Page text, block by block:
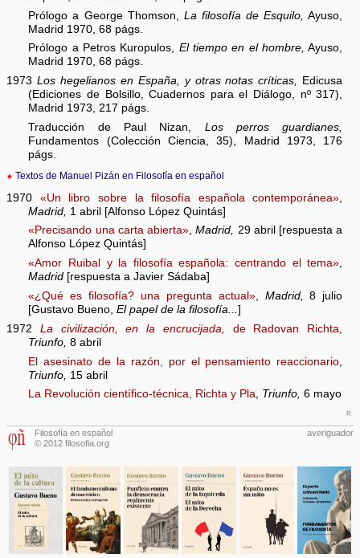
Prólogo a George Thomson, La filosofía de Esquilo, Ayuso,
Madrid 1970, 68 págs.
Prólogo a Petros Kuropulos, El tiempo en el hombre, Ayuso,
Madrid 1970, 68 págs.
1973Los hegelianos en España, y otras notas críticas, Edicusa
(Ediciones de Bolsillo, Cuadernos para el Diálogo, nº 317),
Madrid 1973, 217 págs.
Traducción de Paul Nizan, Los perros guardianes,
Fundamentos (Colección Ciencia, 35), Madrid 1973, 176
págs.
★ Textos de Manuel Pizán en Filosofía en español
1970 «Un libro sobre la filosofía española contemporánea»
Madrid, 1 abril [Alfonso López Quintás]
«Precisando una carta abierta»,Madrid, 29 abril [respuesta a
Alfonso López Quintás]
«Amor Ruibal y la filosofía española: centrando el tema»,
Madrid [respuesta a Javier Sádaba]
«¿Qué es filosofía? una pregunta actual», Madrid,
8 julio
[Gustavo Bueno,El papel de la filosofía...]
1972 La civilización, en la encrucijada, de Radovan Richta
Triunfo, 8 abril
El asesinato de la razón, por el pensamiento reaccionario
Triunfo, 15 abril
La Revolución científico-técnica, Richta y Pla, Triunfo, 6 mayo
r
Filosofía en español
© 2012 filosofia.org
averiguador